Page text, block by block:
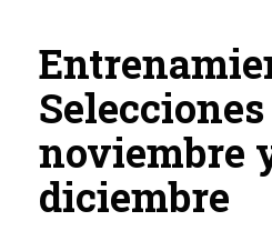
noviembre
diciembre